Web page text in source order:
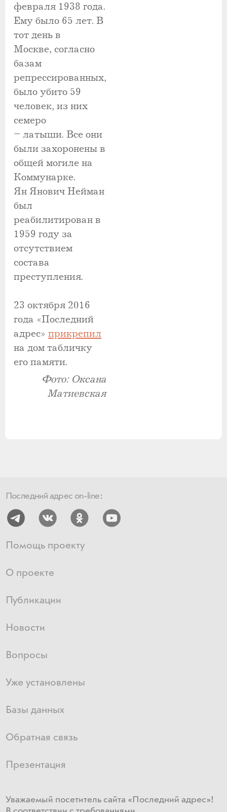
февраля 1938 года.
Ему было 65 лет. В
тот день в
Москве, согласно
базам
репрессированных,
было убито 59
человек, из них
семеро
– латыши. Все они
были захоронены в
общей могиле на
Коммунарке.
Ян Янович Нейман
был
реабилитирован в
1959 году за
отсутствием
состава
преступления.
23 октября 2016
года «Последний
адрес» прикрепил
на дом табличку
его памяти.
Фото: Оксана
Матиевская
Последний адрес on-line:
Помощь проекту
О проекте
Публикации
Новости
Вопросы
Уже установлены
Базы данных
Обратная связь
Презентация
Уважаемый посетитель сайта «Последний адрес»!